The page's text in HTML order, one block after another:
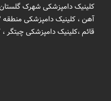
کلینیک دامپزشکی شهرک
قائم ،کلینیک دامپزشکی چیتگر